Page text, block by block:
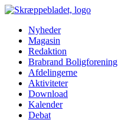
Nyheder
Magasin
Redaktion
Brabrand Boligforening
Afdelingerne
Aktiviteter
Download
Kalender
Debat